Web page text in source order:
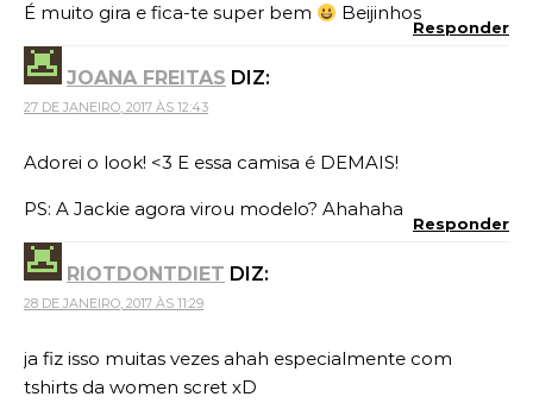
É muito gira e fica-te super bem Beijinhos
Responder
JOANA FREITAS DIZ:
27 DE JANEIRO, 2017 ÀS 12:43
Adorei o look! <3 E essa camisa é DEMAIS!
PS: A Jackie agora virou modelo? Ahahaha
Responder
RIOTDONTDIET DIZ:
28 DE JANEIRO, 2017 ÀS 11:29
ja fiz isso muitas vezes ahah especialmente com
tshirts da women scret xD